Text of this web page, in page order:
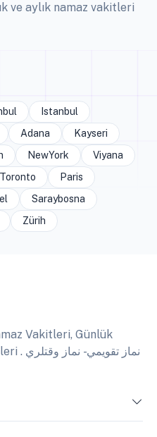
ve aylık namaz vakitleri
Istanbul
Adana
Kayseri
NewYork
Viyana
Toronto
Paris
Saraybosna
Zürih
Vakitleri, Günlük
Haftalık ve Aylık Ezan Saatleri . نماز تقويمي - نماز وقتلري